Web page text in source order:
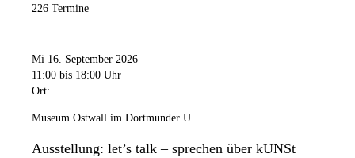
226 Termine
Mi 16. September 2026
11:00 bis 18:00 Uhr
Ort:
Museum Ostwall im Dortmunder U
Ausstellung: let’s talk – sprechen über kUNSt